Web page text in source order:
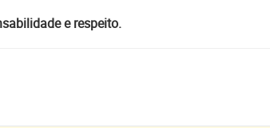
e respeito.